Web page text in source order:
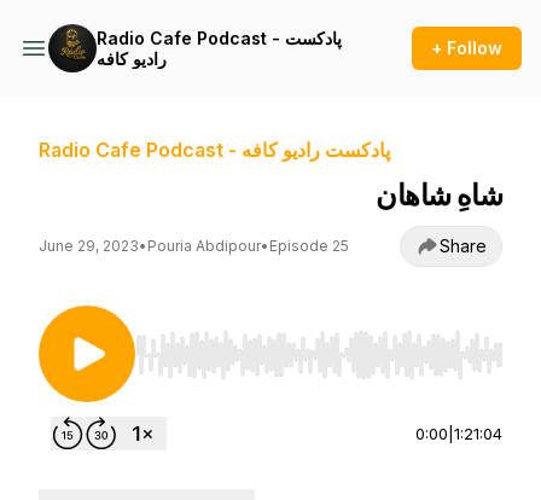
Radio Cafe Podcast - پادکست
راديو کافه
+ Follow
Radio Cafe Podcast - پادکست راديو کافه
شاهِ شاهان
June 29, 2023• Pouria Abdipour• Episode 25 Share
Use Left/Right to seek, Home/End to jump to
0:00 1:21:04